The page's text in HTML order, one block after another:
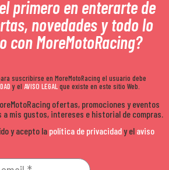
primero en enterarte de
novedades y todo lo
con MoreMotoRacing?
suscribirse en MoreMotoRacing el usuario debe
y el AVISO LEGALque existe en este sitio Web.
ofertas, promociones y eventos
a mis gustos, intereses e historial de compras.
y acepto la política de privacidady el aviso